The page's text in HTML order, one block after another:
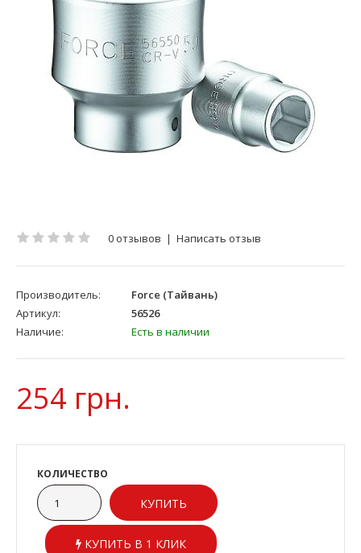
0 отзывов | Написать отзыв
Производитель:
Force (Тайвань)
Артикул:
56526
Наличие:
Есть в наличии
254 грн.
КОЛИЧЕСТВО
КУПИТЬ В 1 КЛИК